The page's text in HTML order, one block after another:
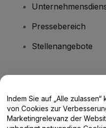
Pressebereich
Stellenangebote
Hilfe-Center /
Indem Sie auf „Alle
von Cookies zur
Marketingrelevanz der Website zu. Ansonsten